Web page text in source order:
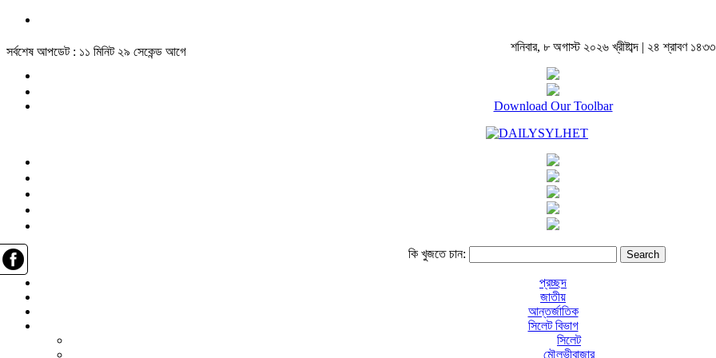
সর্বশেষ আপডেট : ১১ মিনিট ২৯ সেকেন্ড আগে শনিবার, ৮ অগাস্ট ২০২৬ খ্রীষ্টাব্দ | ২৪ শ্রাবণ ১৪৩৩
Download Our Toolbar
কি খুজতে চান:
প্রচ্ছদ
জাতীয়
আন্তর্জাতিক
সিলেট বিভাগ
সিলেট
মৌলভীবাজার